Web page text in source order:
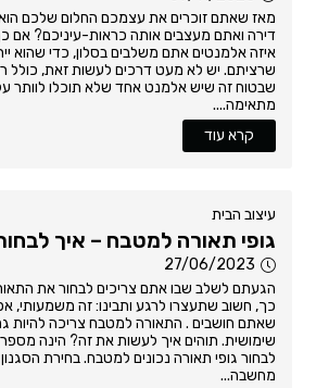
מאז שאתם זוכרים את עצמכם החלום שלכם הוא
דירה ואתם מעצבים אותה כראות-עיניכם? אם
איזה אלמנטים אתם משלבים בסלון, כדי שהוא
שרציתם. יש לא מעט דרכים לעשות זאת, כולל
שבטוח זה שיש אלמנט אחד שלא תוכלו לוותר
מתאימה....
קרא עוד
עיצוב הבית
גופי תאורה למטבח – איך
27/06/2023
הגעתם לשלב שבו אתם צריכים לבחור את
כך, חשוב שתעצרו לרגע ותבינו: זה משמעותי,
שאתם חושבים . התאורה למטבח צריכה להיות
שימושית. תוהים איך לעשות את זה? הינה מספר
לבחור גופי תאורה נכונים למטבח. בחירת
מחשבה...